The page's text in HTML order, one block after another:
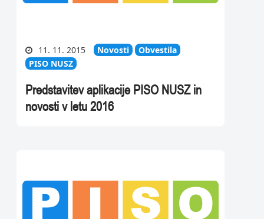
11. 11. 2015 Novosti
Obvestila
PISO NUSZ
Predstavitev aplikacije PISO NUSZ in
novosti v letu 2016